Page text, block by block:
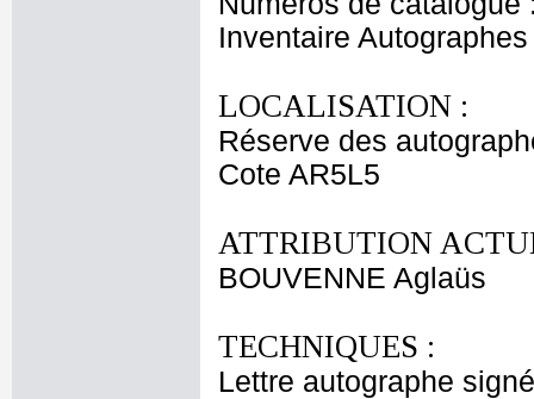
Inventaire
LOCALISATION :
Réserve des
Cote AR5L5
ATTRIBUTION
BOUVENNE Aglaüs
TECHNIQUES :
Lettre autographe